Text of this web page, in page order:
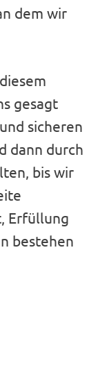
dem wir
gesagt
sicheren
dann durch
bis wir
Erfüllung
bestehen